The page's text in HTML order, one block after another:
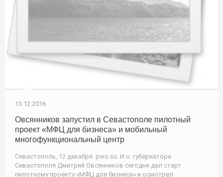
13.12.2016
Овсянников запустил в Севастополе пилотный
проект «МФЦ для бизнеса» и мобильный
многофункциональный центр
Севастополь, 12 декабря. pwo.su. И.о. губернатора
Севастополя Дмитрий Овсянников сегодня дал старт
пилотному проекту «МФЦ для бизнеса» и осмотрел